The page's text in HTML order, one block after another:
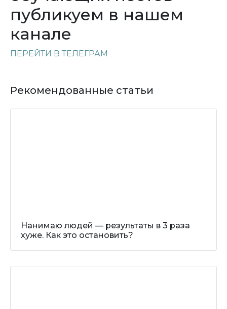
публикуем в нашем
канале
ПЕРЕЙТИ В ТЕЛЕГРАМ
Рекомендованные статьи
Нанимаю людей — результаты в 3 раза
хуже. Как это остановить?